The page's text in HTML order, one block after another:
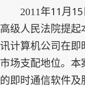
2011年11 月 15
高级人民法院提
讯计算机公司在即
市场支配地位。本
的即时通信软件及